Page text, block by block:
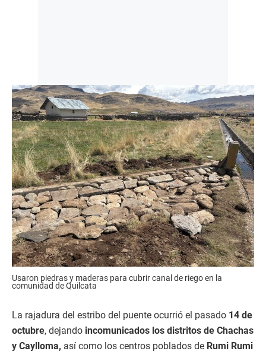
Usaron piedras y maderas para cubrir canal de riego en la
comunidad de Quilcata
La rajadura del estribo del puente ocurrió el pasado 14 de
octubre, dejando incomunicados los distritos de Chachas
y Caylloma, así como los centros poblados de Rumi Rumi